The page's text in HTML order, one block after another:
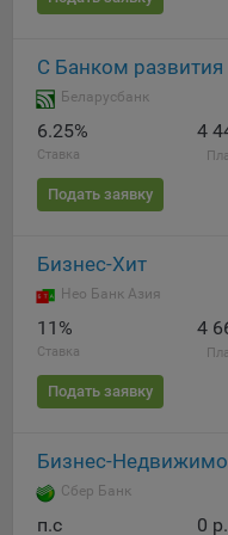
Яндекса рекламная
Europe AG,
Google Ads - сервис
предоставляемый
House Barrow Street
С Банком
Беларусбанк
6.25%
Ставка
4
Подать заявку
Бизнес-Хит
Нео Банк Азия
11%
Ставка
4
Подать заявку
Бизнес-
Сбер Банк
п.c 0 р.